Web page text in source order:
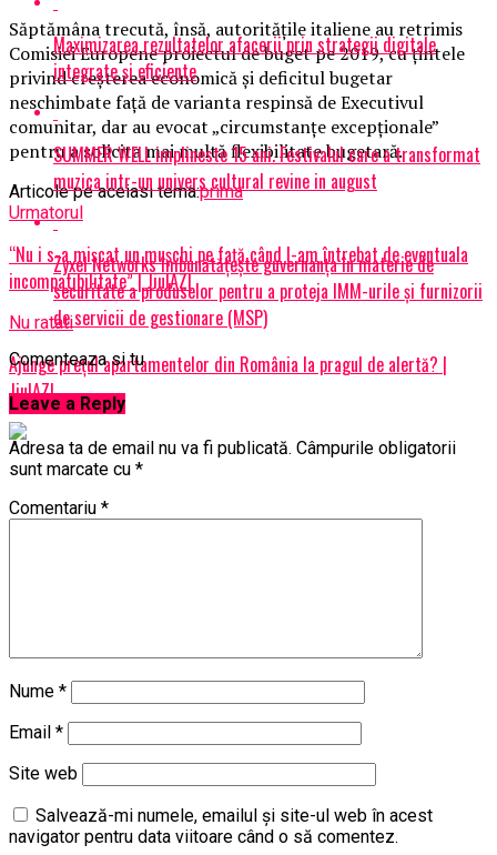
Săptămâna trecută, însă, autorităţile italiene au retrimis
Comisiei Europene proiectul de buget pe 2019, cu ţintele
privind creşterea economică şi deficitul bugetar
neschimbate faţă de varianta respinsă de Executivul
comunitar, dar au evocat „circumstanţe excepţionale”
pentru a solicita mai multă flexibilitate bugetară.
Articole pe aceiasi tema:prima
Urmatorul
“Nu i s-a mișcat un mușchi pe față când l-am întrebat de eventuala
incompatibilitate” | JiulAZI
Nu ratati
Ajunge preţul apartamentelor din România la pragul de alertă? |
JiulAZI
Maximizarea rezultatelor afacerii prin strategii digitale
integrate și eficiente
SUMMER WELL implineste 15 ani. Festivalul care a transformat
muzica intr-un univers cultural revine in august
Zyxel Networks îmbunătățește guvernanța în materie de
securitate a produselor pentru a proteja IMM-urile și furnizorii
de servicii de gestionare (MSP)
Comenteaza si tu
Leave a Reply
Adresa ta de email nu va fi publicată. Câmpurile obligatorii
sunt marcate cu *
Comentariu *
Nume *
Email *
Site web
Salvează-mi numele, emailul și site-ul web în acest
navigator pentru data viitoare când o să comentez.